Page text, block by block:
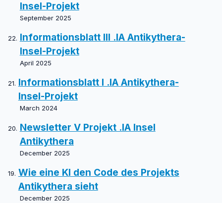
Insel-Projekt
September 2025
Informationsblatt III .IA Antikythera-
Insel-Projekt
April 2025
Informationsblatt I .IA Antikythera-
Insel-Projekt
March 2024
Newsletter V Projekt .IA Insel
Antikythera
December 2025
Wie eine KI den Code des Projekts
Antikythera sieht
December 2025